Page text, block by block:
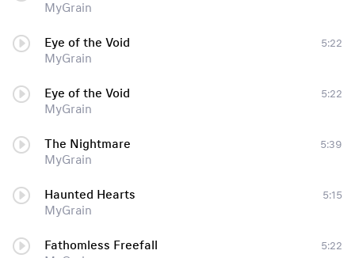
MyGrain
Eye of the Void
MyGrain
5:22
Eye of the Void
MyGrain
5:22
The Nightmare
MyGrain
5:39
Haunted Hearts
MyGrain
5:15
Fathomless Freefall
5:22